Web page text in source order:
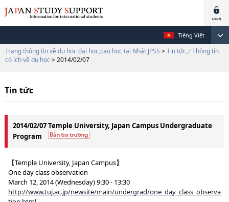
Tiếng Việt
Trang thông tin về du học đại học,cao học tại Nhật JPSS > Tin tức／Thông tin
có ích về du học > 2014/02/07
Tin tức
2014/02/07 Temple University, Japan Campus Undergraduate
Program
【Temple University, Japan Campus】
One day class observation
March 12, 2014 (Wednesday) 9:30 - 13:30
http://www.tuj.ac.jp/newsite/main/undergrad/one_day_class_observa